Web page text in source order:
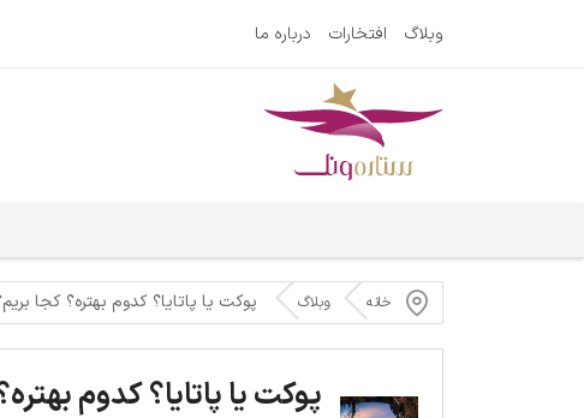
وبلاگ افتخارات درباره ما
خانه وبلاگ پوکت یا پاتایا؟ کدوم بهتره؟ کجا
پوکت یا پاتایا؟ کدوم